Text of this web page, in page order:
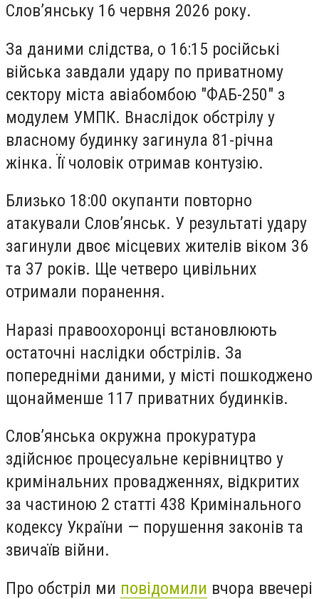
Слов’янську 16 червня 2026 року.
За даними слідства, о 16:15 російські
війська завдали удару по приватному
сектору міста авіабомбою "ФАБ-250" з
модулем УМПК. Внаслідок обстрілу у
власному будинку загинула 81-річна
жінка. Її чоловік отримав контузію.
Близько 18:00 окупанти повторно
атакували Слов’янськ. У результаті удару
загинули двоє місцевих жителів віком 36
та 37 років. Ще четверо цивільних
отримали поранення.
Наразі правоохоронці встановлюють
остаточні наслідки обстрілів. За
попередніми даними, у місті пошкоджено
щонайменше 117 приватних будинків.
Слов’янська окружна прокуратура
здійснює процесуальне керівництво у
кримінальних провадженнях, відкритих
за частиною 2 статті 438 Кримінального
кодексу України — порушення законів та
звичаїв війни.
Про обстріл ми повідомили вчора ввечері